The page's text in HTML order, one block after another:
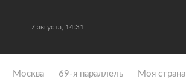
7 августа, 14:31
Москва 69-я параллель Моя страна